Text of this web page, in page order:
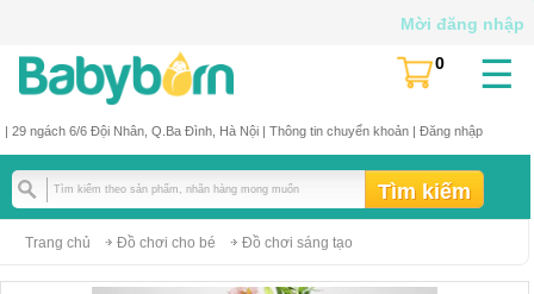
| 29 ngách 6/6 Đội Nhân, Q.Ba Đình, Hà Nội | Thông tin chuyển khoản| Đăng nhập
☰
(
0
Mời đăng nhập
Trang chủ Đồ chơi cho bé Đồ chơi sáng tạo